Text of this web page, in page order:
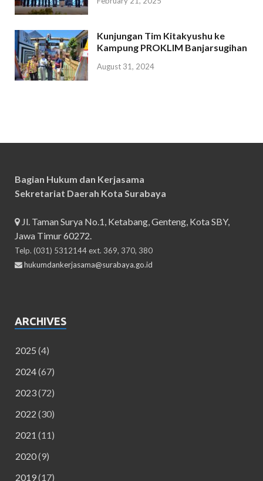
Kunjungan Tim Kitakyushu ke
Kampung PROKLIM Banjarsugihan
August 31, 2024
Bagian Hukum dan Kerjasama
Sekretariat Daerah Kota Surabaya
Jl. Taman Surya No.1, Ketabang, Genteng, Kota SBY,
Jawa Timur 60272.
Telp. (031) 5312144 ext. 369, 370, 380
hukumdankerjasama@surabaya.go.id
ARCHIVES
2025 (4)
2024(67)
2023(72)
2022 (30)
2021 (11)
2020(9)
2019(17)